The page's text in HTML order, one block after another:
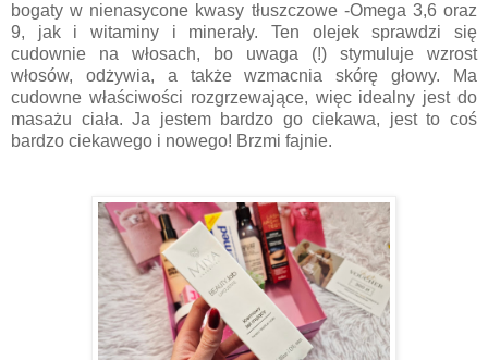
bogaty w nienasycone kwasy tłuszczowe -Omega 3,6 oraz
9, jak i witaminy i minerały. Ten olejek sprawdzi się
cudownie na włosach, bo uwaga (!) stymuluje wzrost
włosów, odżywia, a także wzmacnia skórę głowy. Ma
cudowne właściwości rozgrzewające, więc idealny jest do
masażu ciała. Ja jestem bardzo go ciekawa, jest to coś
bardzo ciekawego i nowego! Brzmi fajnie.